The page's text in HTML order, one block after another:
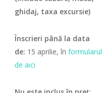
ghidaj, taxa excursie)
Înscrieri până la data
de: 15 aprilie, în formularul
de aici